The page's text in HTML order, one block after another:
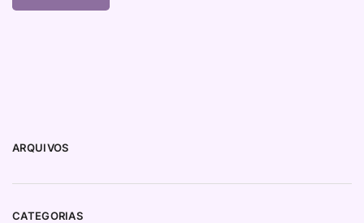
ARQUIVOS
CATEGORIAS